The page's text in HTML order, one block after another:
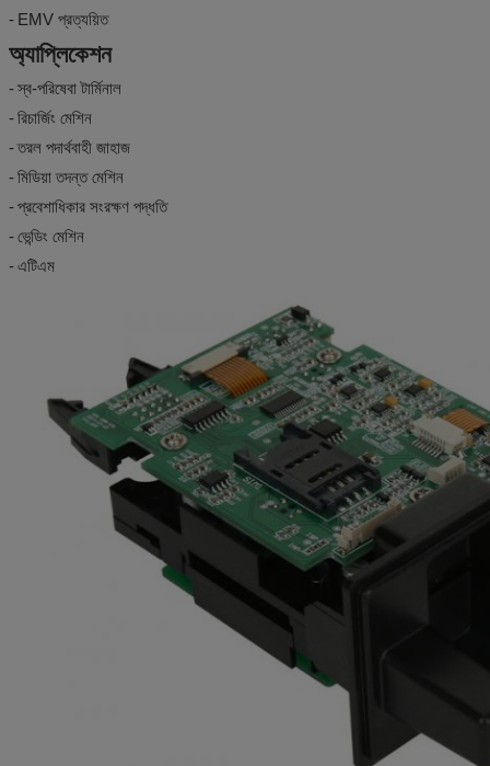
- EMV প্রত্যয়িত
অ্যাপ্লিকেশন
-স্ব-পরিষেবা টার্মিনাল
-রিচার্জিং মেশিন
-তরল পদার্থবাহী জাহাজ
-মিডিয়া তদন্ত মেশিন
-প্রবেশাধিকার সংরক্ষণ পদ্ধতি
-ভেন্ডিং মেশিন
-এটিএম